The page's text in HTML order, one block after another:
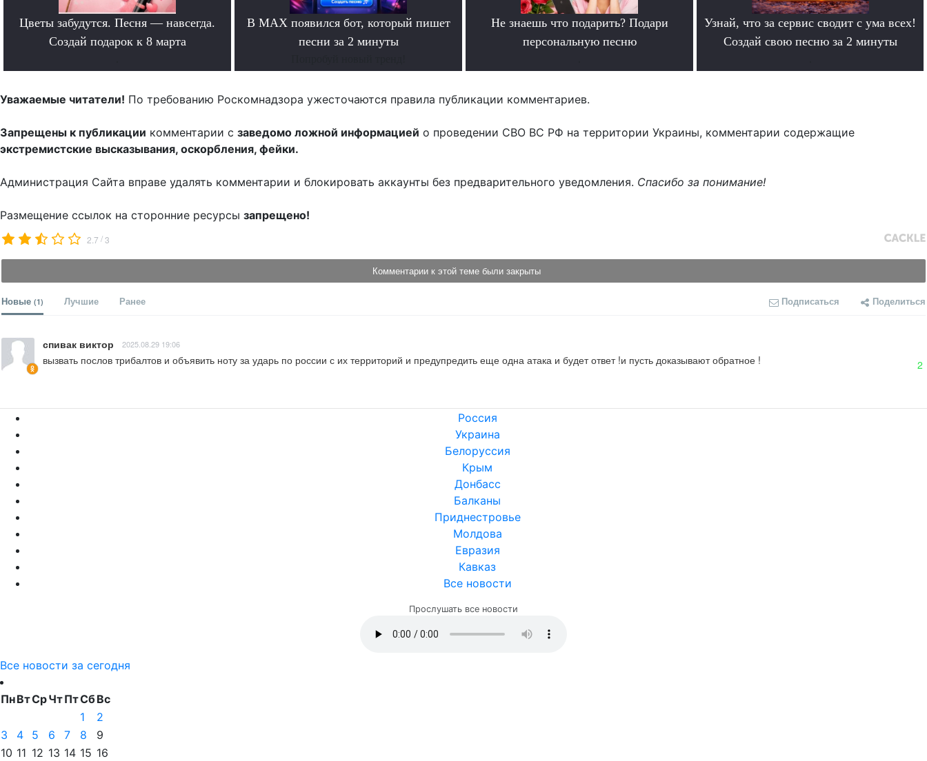
Цветы забудутся. Песня — навсегда.
Создай подарок к 8 марта
В MAX появился бот, который пишет
песни за 2 минуты
Не знаешь что подарить? Подари
персональную песню
Узнай, что за сервис сводит с ума всех!
Создай свою песню за 2 минуты
Уважаемые читатели! По требованию Роскомнадзора ужесточаются правила публикации комментариев.
Запрещены к публикации комментарии с заведомо ложной информацией о проведении СВО ВС РФ на территории Украины, комментарии содержащие
экстремистские высказывания, оскорбления, фейки.
Администрация Сайта вправе удалять комментарии и блокировать аккаунты без предварительного уведомления. Спасибо за понимание!
Размещение ссылок на сторонние ресурсы запрещено!
2.7 /3
Комментарии к этой теме были закрыты
Новые (1) Лучшие Ранее Подписаться Поделиться
спивак виктор 2025.08.29 19:06
вызвать послов трибалтов и объявить ноту за ударь по россии с их территорий и предупредить еще одна атака и будет ответ !и пусть доказывают обратное ! 2
Россия
Украина
Белоруссия
Крым
Донбасс
Балканы
Приднестровье
Молдова
Евразия
Кавказ
Все новости
Прослушать все новости
Все новости за сегодня
ПнВтСрЧтПтСбВс
1
2
3
4 5 6 7 8
9
10 11 12 13 14 15 16